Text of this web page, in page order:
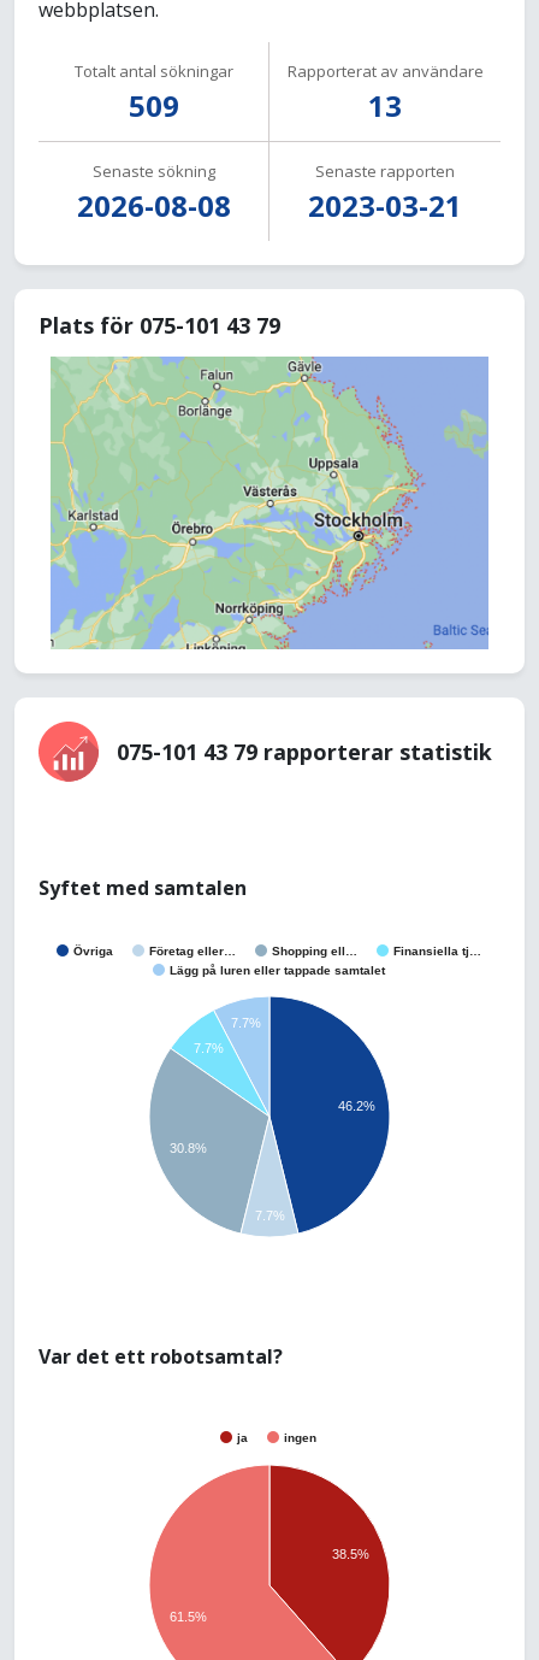
webbplatsen.
Totalt antal sökningar
509
Rapporterat av användare
13
Senaste sökning
2026-08-08
Senaste rapporten
2023-03-21
Plats för 075-101 43 79
075-101 43 79 rapporterar statistik
Syftet med samtalen
Övriga Företag eller… Shopping ell…
Finansiella tj…
Lägg på luren eller tappade samtalet
46.2%
7.7%
7.7%
30.8%
7.7%
Var det ett robotsamtal?
ja ingen
38.5%
61.5%